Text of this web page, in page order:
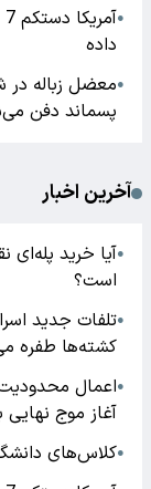
●
داده
●معضل زباله در
پسماند دفن
آخرین اخبار
●آیا خرید پله‌ای
است؟
●تلفات جدید
کشته‌ها طفره
●
آغاز موج
●کلاس‌های